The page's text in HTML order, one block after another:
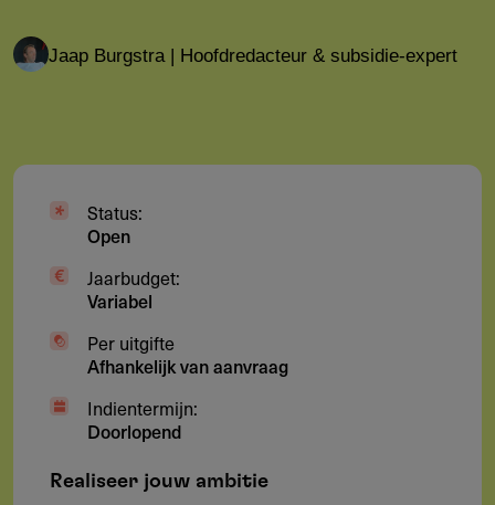
Jaap Burgstra | Hoofdredacteur & subsidie-expert
Status:
Open
Jaarbudget:
Variabel
Per uitgifte
Afhankelijk van aanvraag
Indientermijn:
Doorlopend
Realiseer jouw ambitie